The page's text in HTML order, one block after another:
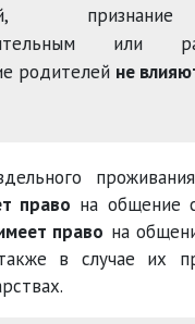
или
родителей не
право на общение
право на
в случае их